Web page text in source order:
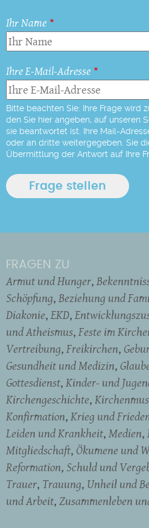
Ihr Name
Ihre E-Mail-Adresse
Bitte beachten Sie: Ihre Frage wird
den Sie hier angeben, auf unseren
sie beantwortet ist. Ihre Mail-
oder an dritte weitergegeben. Sie
Übermittlung der Antwort auf Ihre
FRAGEN ZU
Armut und Hunger
Schöpfung Beziehung und
Diakonie EKD
und Atheismus Feste im
Vertreibung Freikirchen
Gesundheit und Medizin
Gottesdienst Kinder- und
Kirchengeschichte
Konfirmation Krieg und
Leiden und Krankheit Medien
Mitgliedschaft Ökumene und
Reformation Schuld und
Trauer Trauung Unheil und
und Arbeit Zusammenleben